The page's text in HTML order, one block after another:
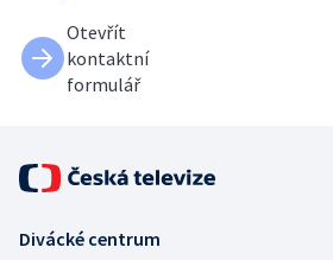
Otevřít
kontaktní
formulář
Divácké centrum